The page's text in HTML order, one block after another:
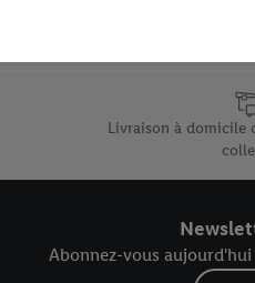
uniques de Lidl.be
Livraison à domicile
Abonnez-vous
(par exemple en plaçant le
être affichées sur plusieurs
peuvent vous être attribués en
vous pouvez autoriser des finalités
de conservation des données et
dans notredéclaration relative à la